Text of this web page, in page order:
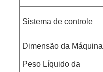
Sistema de controle
Dimensão da Máquina
Peso Líquido da